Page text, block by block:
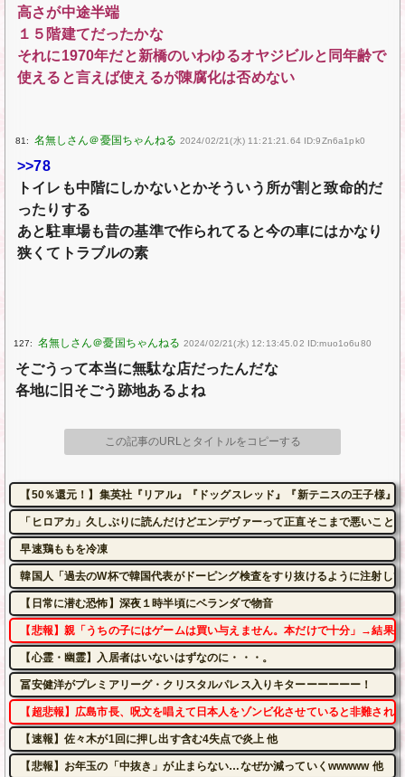
高さが中途半端
１５階建てだったかな
それに1970年だと新橋のいわゆるオヤジビルと同年齢で
使えると言えば使えるが陳腐化は否めない
81: 2024/02/21(水) 11:21:21.64 ID:9Zn6a1pk0
>>78
トイレも中階にしかないとかそういう所が割と致命的だ
ったりする
あと駐車場も昔の基準で作られてると今の車にはかなり
狭くてトラブルの素
127: 2024/02/21(水) 12:13:45.02 ID:muo1o6u80
そごうって本当に無駄な店だったんだな
各地に旧そごう跡地あるよね
この記事のURLとタイトルをコピーする
【50％還元！】集英社『リアル』『ドッグスレッド』『新テニスの王子様』
「ヒロアカ」久しぶりに読んだけどエンデヴァーって正直そこまで悪いこと
早速鶏ももを冷凍
韓国人「過去のW杯で韓国代表がドーピング検査をすり抜けるように注射
【日常に潜む恐怖】深夜１時半頃にベランダで物音
【悲報】親「うちの子にはゲームは買い与えません。本だけで十分」→結果
【心霊・幽霊】入居者はいないはずなのに・・・。
冨安健洋がプレミアリーグ・クリスタルパレス入りキターーーーーー！
【超悲報】広島市長、呪文を唱えて日本人をゾンビ化させていると非難され
【速報】佐々木が1回に押し出す含む4失点で炎上 他
【悲報】お年玉の「中抜き」が止まらない…なぜか減っていくwwwww 他